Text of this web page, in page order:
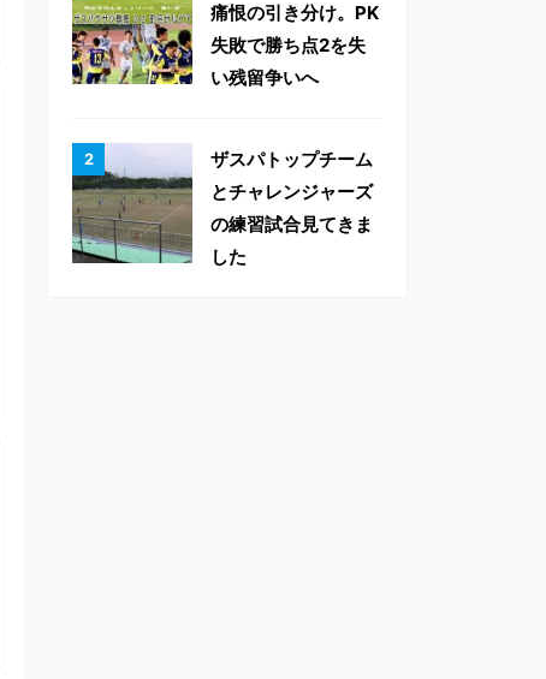
痛恨の引き分け。PK
失敗で勝ち点2を失
い残留争いへ
ザスパトップチーム
とチャレンジャーズ
の練習試合見てきま
した